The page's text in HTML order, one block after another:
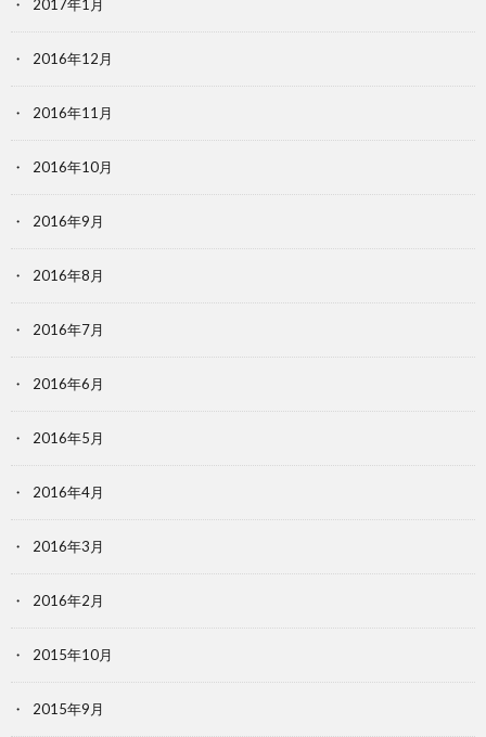
2017年1月
2016年12月
2016年11月
2016年10月
2016年9月
2016年8月
2016年7月
2016年6月
2016年5月
2016年4月
2016年3月
2016年2月
2015年10月
2015年9月